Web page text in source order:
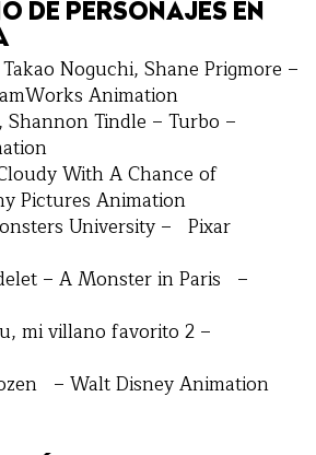
DE PERSONAJES EN
Noguchi, Shane Prigmore –
Animation
Shannon Tindle – Turbo –
With A Chance of
Pictures Animation
University – Pixar
– A Monster in Paris –
mi villano favorito 2 –
– Walt Disney Animation